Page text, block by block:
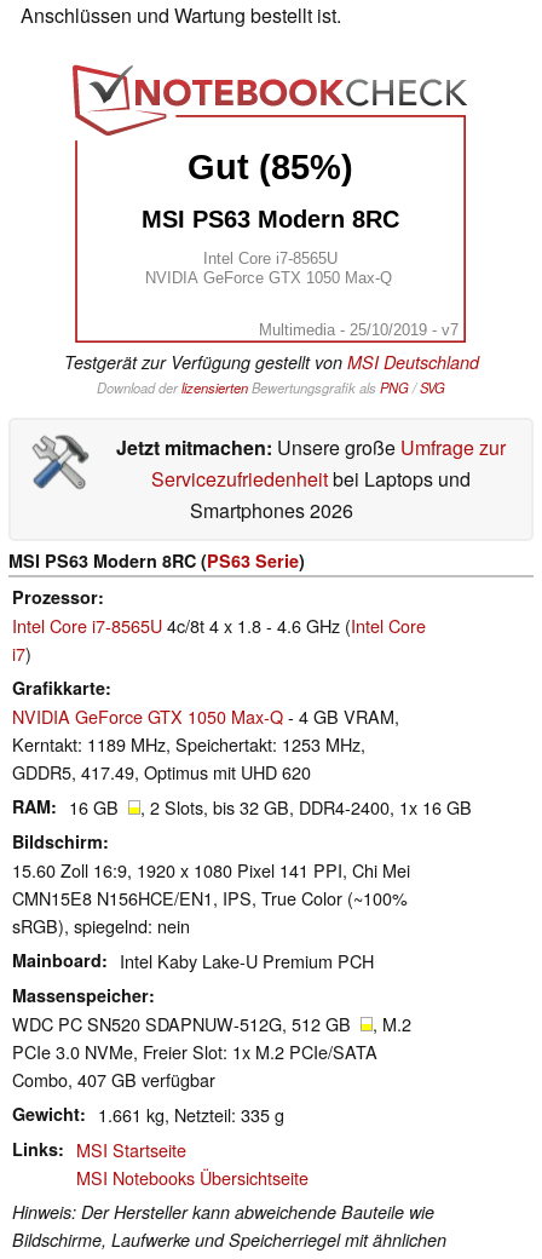
Anschlüssen und Wartung bestellt ist.
Gut (85%)
MSI PS63 Modern 8RC
Intel Core i7-8565U
NVIDIA GeForce GTX 1050 Max-Q
Multimedia - 25/10/2019 - v7
Testgerät zur Verfügung gestellt von MSI Deutschland
Download derlizensiertenBewertungsgrafik als PNG/SVG
Jetzt mitmachen: Unsere große Umfrage zur
Servicezufriedenheitbei Laptops und
Smartphones 2026
MSI PS63 Modern 8RC (PS63 Serie)
Prozessor
Intel Core i7-8565U4c/8t 4 x 1.8 - 4.6 GHz (Intel Core
i7)
Grafikkarte
NVIDIA GeForce GTX 1050 Max-Q- 4 GB VRAM,
Kerntakt: 1189 MHz, Speichertakt: 1253 MHz,
GDDR5, 417.49, Optimus mit UHD 620
RAM 16 GB , 2 Slots, bis 32 GB, DDR4-2400, 1x 16 GB
Bildschirm
15.60 Zoll 16:9, 1920 x 1080 Pixel 141 PPI, Chi Mei
CMN15E8 N156HCE/EN1, IPS, True Color (~100%
sRGB), spiegelnd: nein
Mainboard Intel Kaby Lake-U Premium PCH
Massenspeicher
WDC PC SN520 SDAPNUW-512G, 512 GB
, M.2
PCIe 3.0 NVMe, Freier Slot: 1x M.2 PCIe/SATA
Combo, 407 GB verfügbar
Gewicht 1.661 kg, Netzteil: 335 g
Links
MSI Startseite
MSI Notebooks Übersichtseite
Hinweis: Der Hersteller kann abweichende Bauteile wie
Bildschirme, Laufwerke und Speicherriegel mit ähnlichen